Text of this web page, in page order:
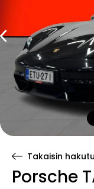
Takaisin
Porsche